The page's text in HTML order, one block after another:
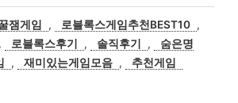
잼게임 , 로블록스게임추천BEST10 ,
, 로블록스후기 , 솔직후기 ,
숨은명
, 재미있는게임모음 , 추천게임